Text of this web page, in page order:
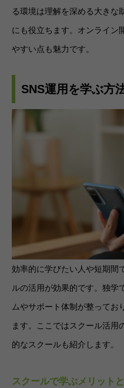
る環境は理解を深める大きな
にも役立ちます。オンライン
やすい点も魅力です。
SNS運用を学ぶ方
効率的に学びたい人や短期間
ルの活用が効果的です。独学
ムやサポート体制が整ってお
ます。ここではスクール活用
的なスクールも紹介します。
スクールで学ぶメリット